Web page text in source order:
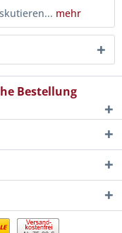
mehr
Bestellung